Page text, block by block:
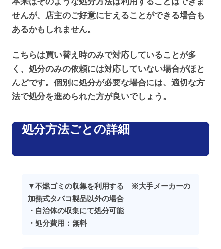
せんが、店主のご好意に甘えることができる場合も
あるかもしれません。
こちらは買い替え時のみで対応していることが多
く、処分のみの依頼には対応していない場合がほと
んどです。個別に処分が必要な場合には、適切な方
法で処分を進められた方が良いでしょう。
処分方法ごとの詳細
▼不燃ゴミの収集を利用する ※大手メーカーの
加熱式タバコ製品以外の場合
・自治体の収集にて処分可能
・処分費用：無料